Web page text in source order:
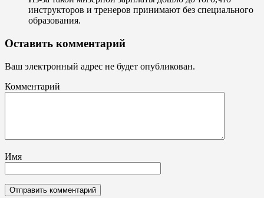
инструкторов и тренеров принимают без специального
образования.
Оставить комментарий
Ваш электронный адрес не будет опубликован.
Комментарий
Имя